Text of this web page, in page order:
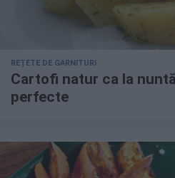
REȚETE DE GARNITURI
Cartofi natur ca la
perfecte